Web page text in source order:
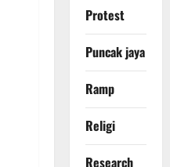
Protest
Puncak jaya
Ramp
Religi
Research